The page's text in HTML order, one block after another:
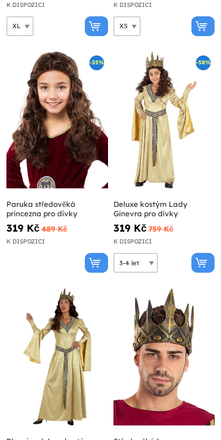
K DISPOZICI K DISPOZICI
-35%
Paruka středověká
princezna pro dívky
319 Kč 489 Kč
K DISPOZICI
-58%
Deluxe kostým Lady
Ginevra pro dívky
319 Kč 759 Kč
K DISPOZICI